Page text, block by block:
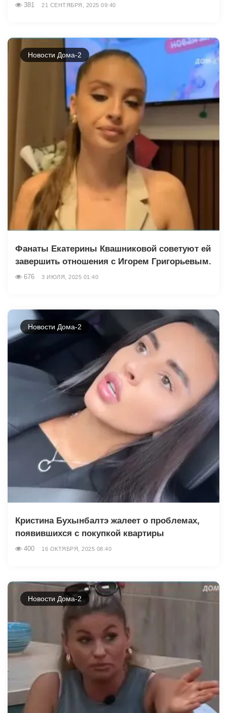
381 21 СЕНТЯБРЯ, 2025 09:40
Новости Дома-2
Фанаты Екатерины Квашниковой советуют ей
завершить отношения с Игорем Григорьевым.
676 3 ИЮЛЯ, 2025 01:40
Новости Дома-2
Кристина Бухынбалтэ жалеет о проблемах,
появившихся с покупкой квартиры
400 16 ОКТЯБРЯ, 2025 08:40
Новости Дома-2